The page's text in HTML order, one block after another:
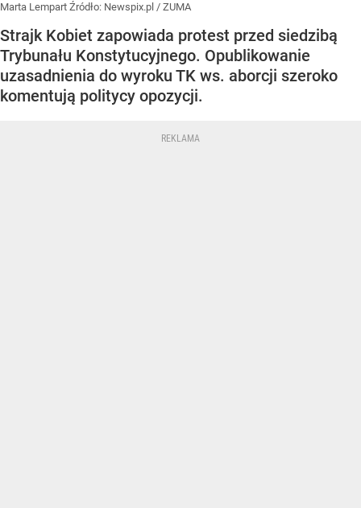
Marta Lempart Źródło: Newspix.pl / ZUMA
Strajk Kobiet zapowiada protest przed siedzibą
Trybunału Konstytucyjnego. Opublikowanie
uzasadnienia do wyroku TK ws. aborcji szeroko
komentują politycy opozycji.